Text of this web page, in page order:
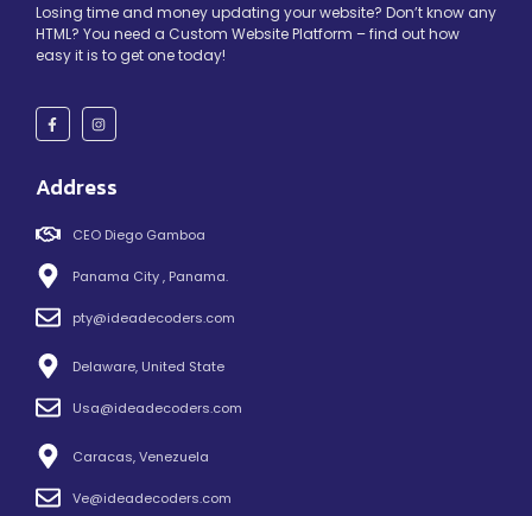
Losing time and money updating your website? Don’t know any
HTML? You need a Custom Website Platform – find out how
easy it is to get one today!
Address
CEO Diego Gamboa
Panama City , Panama.
pty@ideadecoders.com
Delaware, United State
Usa@ideadecoders.com
Caracas, Venezuela
Ve@ideadecoders.com